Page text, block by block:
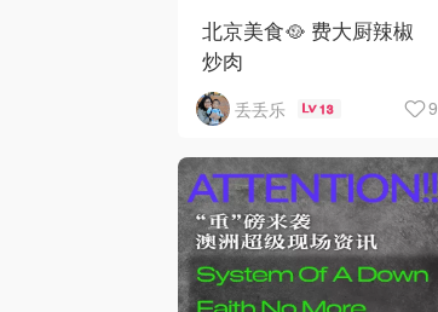
北京美食🥘 费大厨辣椒
炒肉
丢丢乐 13 9